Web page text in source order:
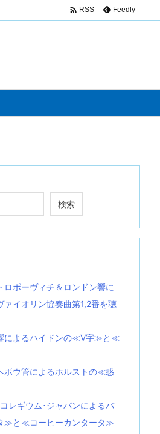
 RSS Feedly
検索
ロポーヴィチ＆ロンドン響に
ァイオリン協奏曲第1,2番を聴
によるハイドンの≪V字≫と≪
ボウ管によるホルストの≪惑
レギウム･ジャパンによるバ
≫と≪コーヒーカンタータ≫